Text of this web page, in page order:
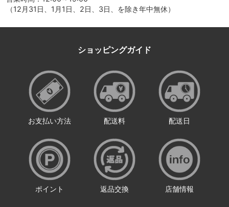
（12月31日、1月1日、2日、3日、を除き年中無休）
ショッピングガイド
お支払い方法 配送料 配送日
ポイント 返品交換 店舗情報